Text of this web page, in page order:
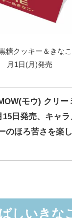
糖クッキー＆きな
月1日(月)発売
モウ) クリー
15日発売、キャ
のほろ苦さを楽